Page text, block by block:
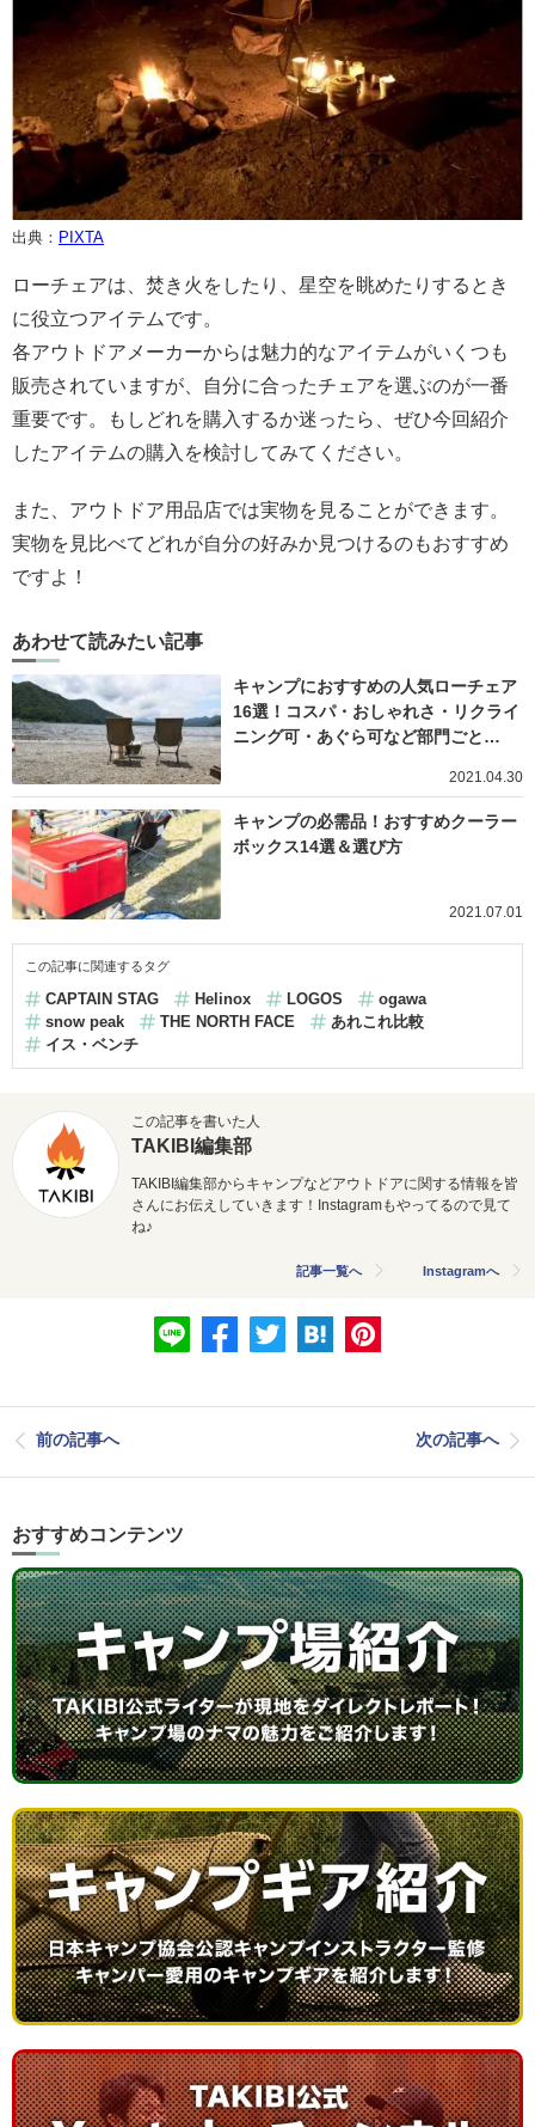
出典： PIXTA
ローチェアは、焚き火をしたり、星空を眺めたりするとき
に役立つアイテムです。
各アウトドアメーカーからは魅力的なアイテムがいくつも
販売されていますが、自分に合ったチェアを選ぶのが一番
重要です。もしどれを購入するか迷ったら、ぜひ今回紹介
したアイテムの購入を検討してみてください。
また、アウトドア用品店では実物を見ることができます。
実物を見比べてどれが自分の好みか見つけるのもおすすめ
ですよ！
あわせて読みたい記事
キャンプにおすすめの人気ローチェア
16選！コスパ・おしゃれさ・リクライ
ニング可・あぐら可など部門ごと…
2021.04.30
キャンプの必需品！おすすめクーラー
ボックス14選＆選び方
2021.07.01
この記事に関連するタグ
CAPTAIN STAG Helinox LOGOS
ogawa
snow peak
THE NORTH FACE
あれこれ比較
イス・ベンチ
この記事を書いた人
TAKIBI編集部
TAKIBI編集部からキャンプなどアウトドアに関する情報を皆
さんにお伝えしていきます！Instagramもやってるので見て
ね♪
記事一覧へ Instagramへ
前の記事へ 次の記事へ
おすすめコンテンツ